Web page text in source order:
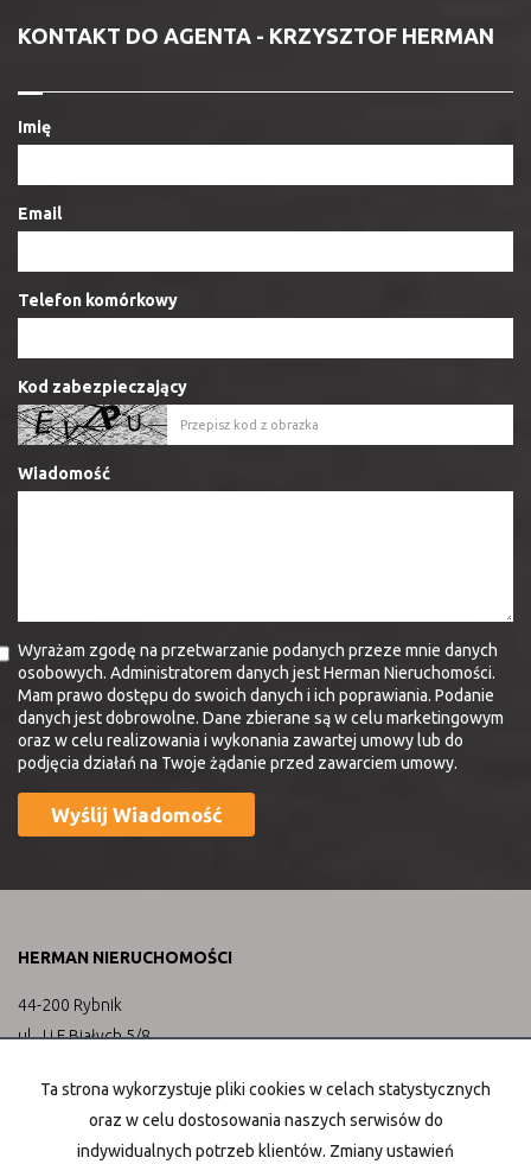
KONTAKT DO AGENTA - KRZYSZTOF HERMAN
Imię
Email
Telefon komórkowy
Kod zabezpieczający
Wiadomość
Wyrażam zgodę na przetwarzanie podanych przeze mnie danych
osobowych. Administratorem danych jest Herman Nieruchomości.
Mam prawo dostępu do swoich danych i ich poprawiania. Podanie
danych jest dobrowolne. Dane zbierane są w celu marketingowym
oraz w celu realizowania i wykonania zawartej umowy lub do
podjęcia działań na Twoje żądanie przed zawarciem umowy.
HERMAN NIERUCHOMOŚCI
44-200 Rybnik
ul. J i F Białych 5/8
tel. 570 590 203 | 570 590 204
email: biuro@hermannieruchomosci.pl
Mieszkaniana wynajem
Ta strona wykorzystuje pliki cookies w celach statystycznych
oraz w celu dostosowania naszych serwisów do
indywidualnych potrzeb klientów. Zmiany ustawień